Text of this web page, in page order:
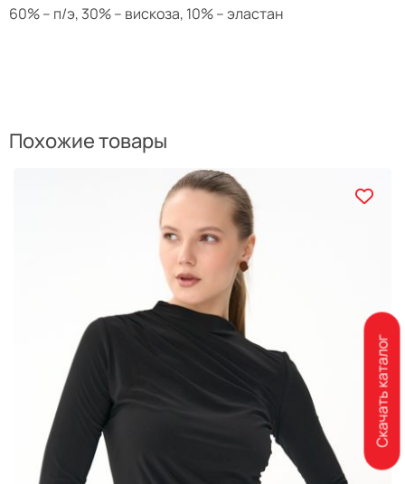
60% – п/э, 30% – вискоза, 10% – эластан
Похожие товары
Скачать каталог